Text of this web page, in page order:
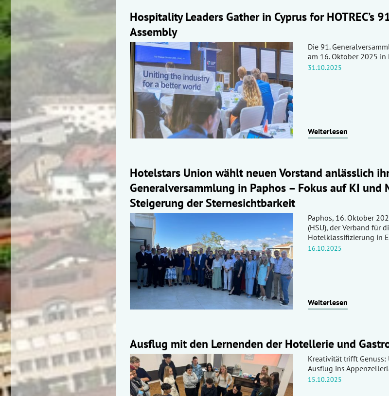
Hospitality Leaders Gather in Cyprus for HOTREC’s
Assembly
Die 91.
am 16. Oktober 2025 in
31.10.2025
Weiterlesen
Hotelstars Union wählt neuen Vorstand anlässlich
Generalversammlung in Paphos – Fokus auf KI und
Steigerung der Sternesichtbarkeit
Paphos, 16. Oktober
(HSU), der Verband für
Hotelklassifizierung in
16.10.2025
Weiterlesen
Ausflug mit den Lernenden der Hotellerie und
Kreativität trifft Genuss:
Ausflug ins
15.10.2025